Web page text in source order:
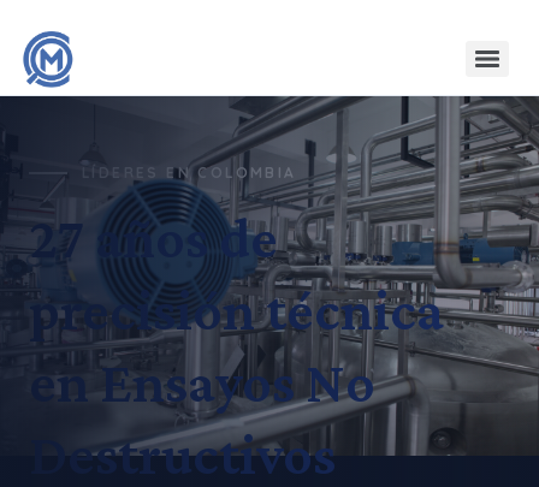
LÍDERES EN COLOMBIA
27 años de
precisión técnica
en Ensayos No
Destructivos